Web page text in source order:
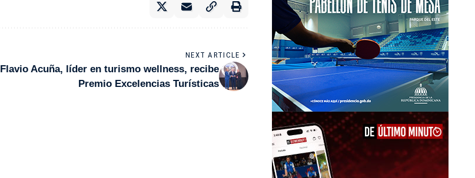
NEXT ARTICLE
Flavio Acuña, líder en turismo wellness, recibe
Premio Excelencias Turísticas